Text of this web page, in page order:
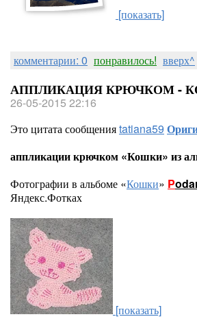
[показать]
комментарии: 0 понравилось! вверх^
АППЛИКАЦИЯ КРЮЧКОМ -
26-05-2015 22:16
Это цитата сообщенияtatiana59
аппликации крючком «Кошки» из
Фотографии в альбоме «Кошки» P
Яндекс.Фотках
[показать]